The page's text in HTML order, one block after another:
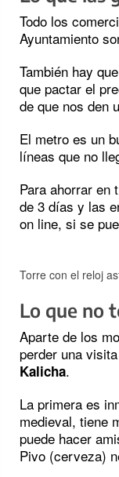
Todo los
Ayuntamiento
También hay
que pactar el
de que nos den
El metro es un
líneas que no
Para ahorrar en
de 3 días y las
on line, si se
Torre con el reloj
Lo que no
Aparte de los
perder una
Kalicha.
La primera es
medieval, tiene
puede hacer
Pivo (cerveza)